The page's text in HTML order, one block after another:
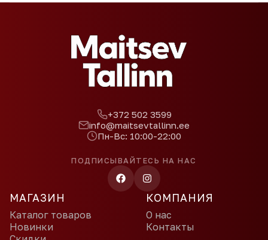
+372 502 3599
info@maitsevtallinn.ee
Пн-Вс: 10:00-22:00
ПОДПИСЫВАЙТЕСЬ НА НАС
МАГАЗИН
Каталог товаров
Новинки
КОМПАНИЯ
О нас
Контакты